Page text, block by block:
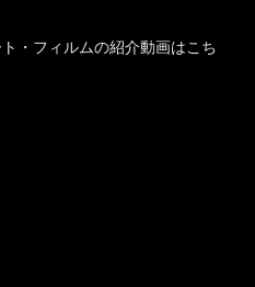
・フィルムの紹介動画はこち